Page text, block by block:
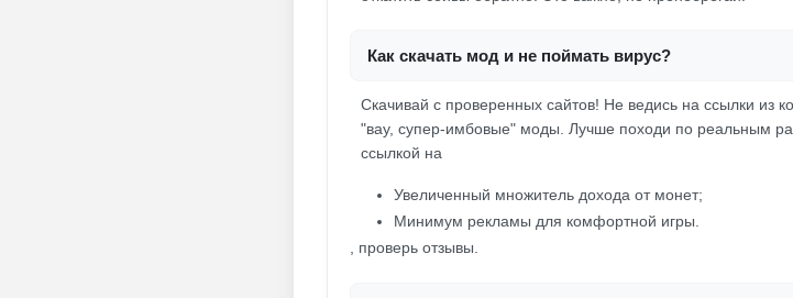
Как скачать мод и не поймать вирус?
Скачивай с проверенных сайтов! Не ведись на ссылки из
"вау, супер-имбовые" моды. Лучше походи по реальным
ссылкой на
Увеличенный множитель дохода от монет;
Минимум рекламы для комфортной игры.
, проверь отзывы.